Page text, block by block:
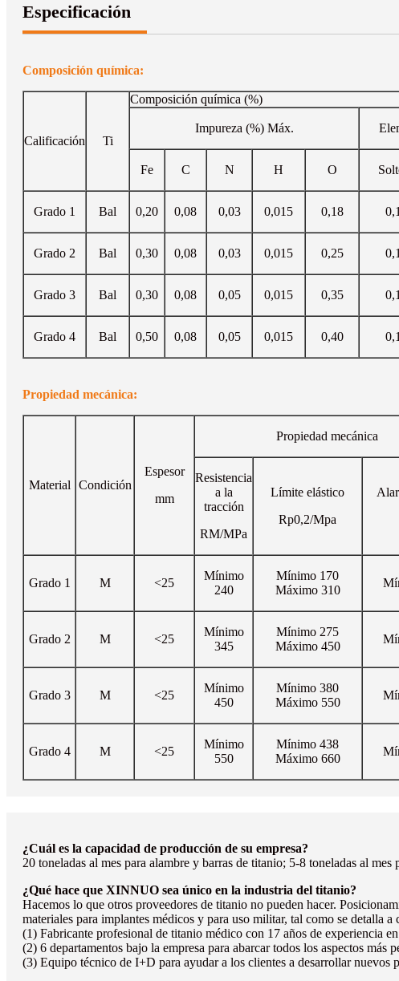
Especificación
Composición química:
Calificación Ti
Composición química (%)
Impureza (%) Máx.
Fe C N H O
Grado 1 Bal 0,20 0,08 0,03 0,015 0,18
Grado 2 Bal 0,30 0,08 0,03 0,015 0,25
Grado 3 Bal 0,30 0,08 0,05 0,015 0,35
Grado 4 Bal 0,50 0,08 0,05 0,015 0,40
Propiedad mecánica:
Material Condición
Espesor
mm
Propiedad mecánica
Resistencia
a la
tracción
RM/MPa
Límite elástico
Rp0,2/Mpa
Grado 1 M <25
Mínimo
240
Mínimo 170
Máximo 310
Grado 2 M <25
Mínimo
345
Mínimo 275
Máximo 450
Grado 3 M <25
Mínimo
450
Mínimo 380
Máximo 550
Grado 4 M <25
Mínimo
550
Mínimo 438
Máximo 660
¿Cuál es la capacidad de producción de su empresa?
20 toneladas al mes para alambre y barras de titanio; 5-8 toneladas al mes
¿Qué hace que XINNUO sea único en la industria del titanio?
Hacemos lo que otros proveedores de titanio no pueden hacer.
materiales para implantes médicos y para uso militar, tal como se detalla a
(1) Fabricante profesional de titanio médico con 17 años de experiencia
(2) 6 departamentos bajo la empresa para abarcar todos los aspectos más
(3) Equipo técnico de I+D para ayudar a los clientes a desarrollar nuevos